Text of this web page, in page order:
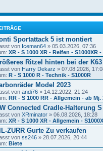
Sportattack 5 ist montiert
von Iceman64 » 05.03.2026, 07:36
XR - S 1000 XR - Reifen - S1000XR -
Ritzel hinten bei der K63
von Harry Dekarz » 07.08.2026,
R - S 1000 R - Technik - S1000R
Model 2023
von andi76 » 14.12.2022, 21:24
RR - S 1000 RR - Allgemein - ab Mj.
Connected Cradle-Halterung S
von XRminator » 06.08.2026, 18:28
XR - S 1000 XR - Allgemein -
ZURR Gurte Zu verkaufen
von ss246 » 28.07.2026, 20:44
Biete